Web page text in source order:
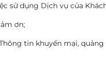
sử dụng Dịch vụ của
ơn;
tin khuyến mại,